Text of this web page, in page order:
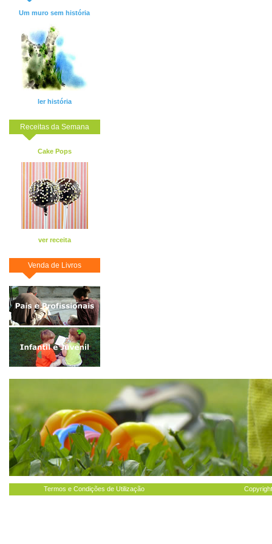
Um muro sem história
ler história
Receitas da Semana
Cake Pops
ver receita
Venda de Livros
Termos e Condições de Utilização